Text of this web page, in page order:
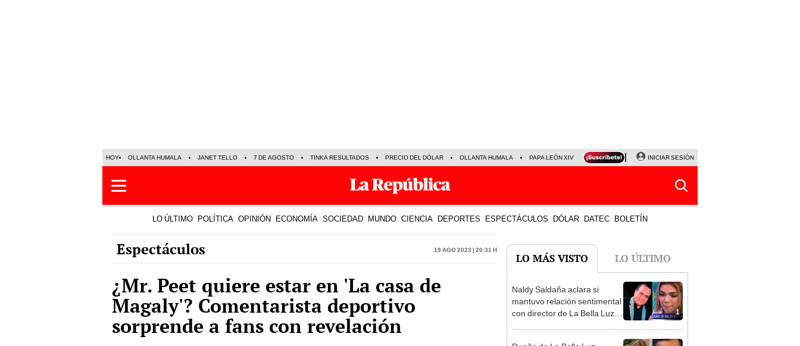
HOY OLLANTA HUMALA JANET TELLO 7 DE AGOSTO TINKA RESULTADOS PRECIO DEL DÓLAR OLLANTA HUMALA PAPA LEÓN XIV NALDY SALDAÑA LA BELLA LUZ
INICIAR SESIÓN
LO ÚLTIMO POLÍTICA OPINIÓN ECONOMÍA SOCIEDAD MUNDO CIENCIA DEPORTES ESPECTÁCULOS DÓLAR DATEC BOLETÍN
Espectáculos 19 Ago 2023 | 20:31 h
¿Mr. Peet quiere estar en 'La casa de
Magaly'? Comentarista deportivo
sorprende a fans con revelación
LO MÁS VISTO LO ÚLTIMO
1
Naldy Saldaña aclara si
mantuvo relación sentimental
con director de La Bella Luz